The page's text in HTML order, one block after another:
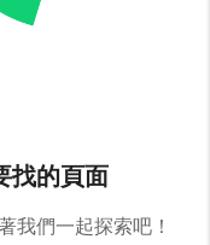
找的頁面
我們一起探索吧！